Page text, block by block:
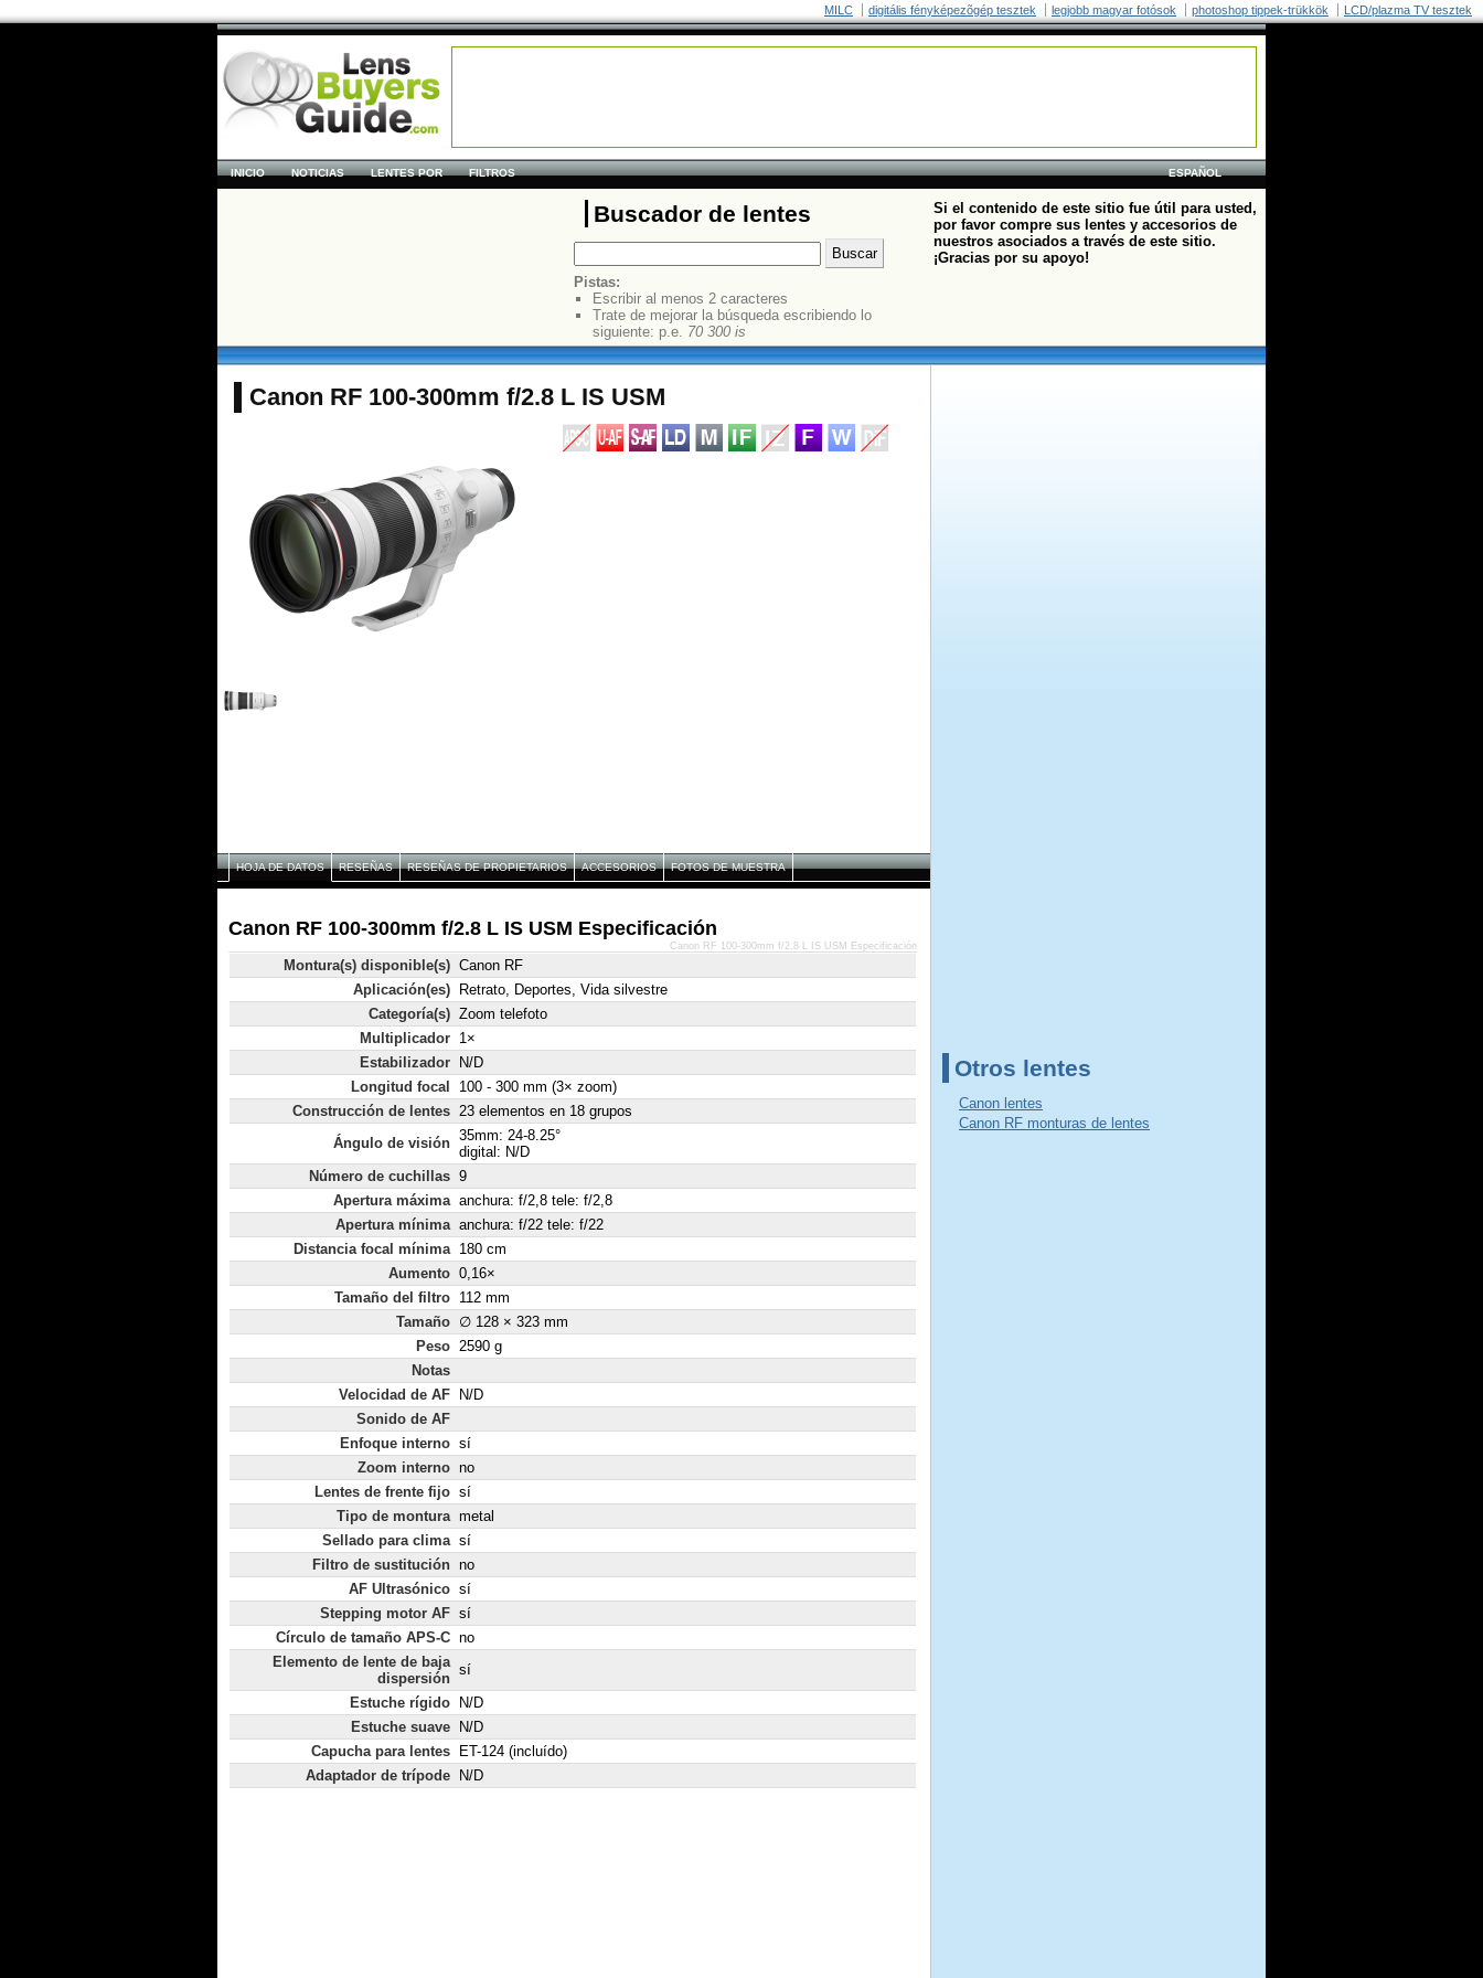
MILC digitális fényképezõgép tesztek legjobb magyar fotósok photoshop tippek-trükkök LCD/plazma TV tesztek
ESPAÑOL
INICIO NOTICIAS LENTES POR FILTROS
Buscador de lentes
Pistas:
Escribir al menos 2 caracteres
Trate de mejorar la búsqueda escribiendo lo
siguiente: p.e. 70 300 is
Si el contenido de este sitio fue útil para usted,
por favor compre sus lentes y accesorios de
nuestros asociados a través de este sitio.
¡Gracias por su apoyo!
Canon RF 100-300mm f/2.8 L IS USM
HOJA DE DATOS RESEÑAS RESEÑAS DE PROPIETARIOS ACCESORIOS FOTOS DE MUESTRA
Canon RF 100-300mm f/2.8 L IS USM Especificación
Montura(s) disponible(s) Canon RF
Aplicación(es)
Retrato, Deportes, Vida silvestre
Categoría(s) Zoom telefoto
Multiplicador 1×
Estabilizador
N/D
Longitud focal
100 - 300 mm (3× zoom)
Construcción de lentes 23 elementos en 18 grupos
Ángulo de visión 35mm: 24-8.25°
digital: N/D
Número de cuchillas 9
Apertura máxima anchura: f/2,8 tele: f/2,8
Apertura mínima anchura: f/22 tele: f/22
Distancia focal mínima 180 cm
Aumento 0,16×
Tamaño del filtro 112 mm
Tamaño ∅ 128 × 323 mm
Peso 2590 g
Notas
Velocidad de AF
N/D
Sonido de AF
Enfoque interno sí
Zoom interno no
Lentes de frente fijo sí
Tipo de montura metal
Sellado para clima sí
Filtro de sustitución no
AF Ultrasónico sí
Stepping motor AF sí
Círculo de tamaño APS-C no
Elemento de lente de baja
dispersión
sí
Estuche rígido
N/D
Estuche suave
N/D
Capucha para lentes
ET-124 (incluído)
Adaptador de trípode
N/D
Canon RF 100-300mm f/2.8 L IS USM Especificación
Otros lentes
Canon lentes
Canon RF monturas de lentes